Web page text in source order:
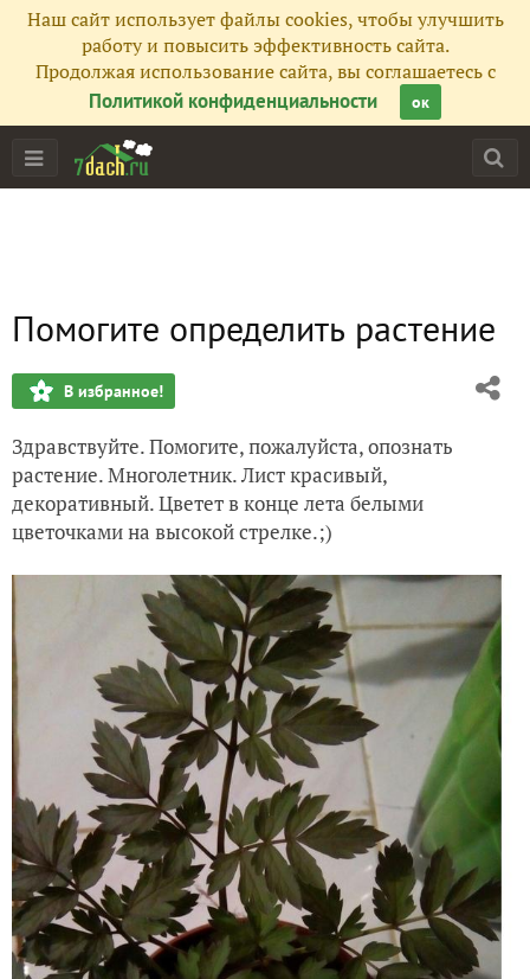
Наш сайт использует файлы cookies, чтобы улучшить
работу и повысить эффективность сайта.
Продолжая использование сайта, вы соглашаетесь с
Политикой конфиденциальности
ок
Помогите определить растение
В избранное!
Здравствуйте. Помогите, пожалуйста, опознать
растение. Многолетник. Лист красивый,
декоративный. Цветет в конце лета белыми
цветочками на высокой стрелке.;)